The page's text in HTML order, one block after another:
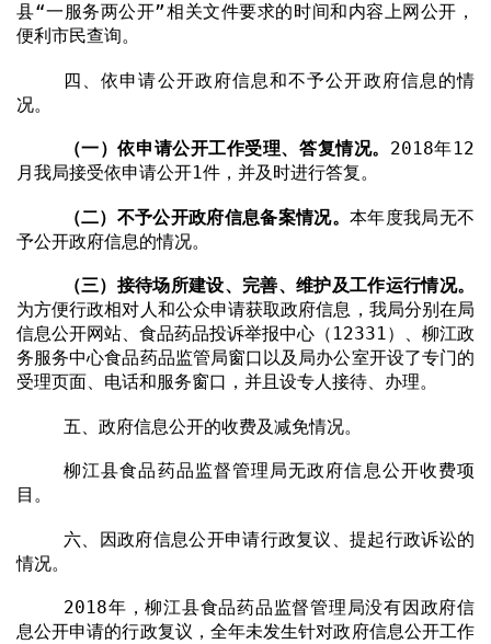
县“一服务两公开”相关文件要求的时间和内容上网公开，
便利市民查询。
四、依申请公开政府信息和不予公开政府信息的情
况。
（一）依申请公开工作受理、答复情况。 2018年12
月我局接受依申请公开1件，并及时进行答复。
（二）不予公开政府信息备案情况。本年度我局无不
予公开政府信息的情况。
（三）接待场所建设、完善、维护及工作运行情况。
为方便行政相对人和公众申请获取政府信息，我局分别在局
信息公开网站、食品药品投诉举报中心（ 12331）、柳江政
务服务中心食品药品监管局窗口以及局办公室开设了专门的
受理页面、电话和服务窗口，并且设专人接待、办理。
五、政府信息公开的收费及减免情况。
柳江县食品药品监督管理局无政府信息公开收费项
目。
六、因政府信息公开申请行政复议、提起行政诉讼的
情况。
2018年，柳江县食品药品监督管理局没有因政府信
息公开申请的行政复议，全年未发生针对政府信息公开工作